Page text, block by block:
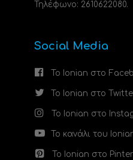
Τηλέφωνο: 2610622080.
Social Media
Το Ionian στο
Το Ionian στο
Το Ionian στο
Το κανάλι του
Το Ionian στο